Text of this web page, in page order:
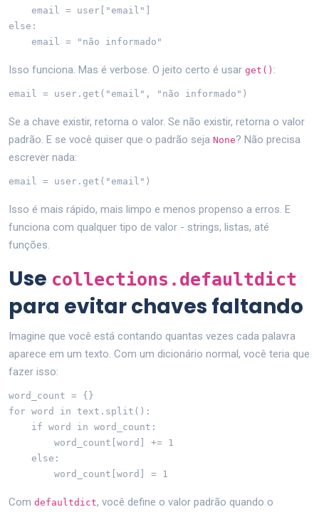
    email = user["email"]
else:
    email = "não informado"
Isso funciona. Mas é verbose. O jeito certo é usar get() :
email = user.get("email", "não informado")
Se a chave existir, retorna o valor. Se não existir, retorna o valor
padrão. E se você quiser que o padrão seja None? Não precisa
escrever nada:
email = user.get("email")
Isso é mais rápido, mais limpo e menos propenso a erros. E
funciona com qualquer tipo de valor - strings, listas, até
funções.
Use collections.defaultdict
para evitar chaves faltando
Imagine que você está contando quantas vezes cada palavra
aparece em um texto. Com um dicionário normal, você teria que
fazer isso:
word_count = {}
for word in text.split():
    if word in word_count:
        word_count[word] += 1
    else:
        word_count[word] = 1
Com defaultdict, você define o valor padrão quando o